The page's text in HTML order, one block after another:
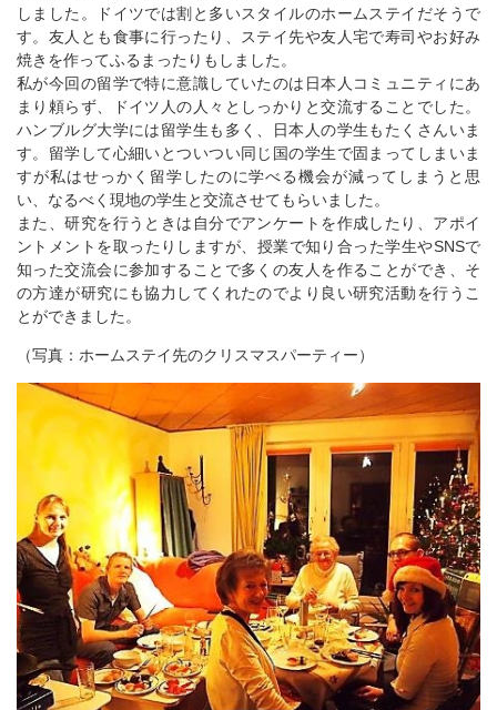
しました。ドイツでは割と多いスタイルのホームステイだそうで
す。友人とも食事に行ったり、ステイ先や友人宅で寿司やお好み
焼きを作ってふるまったりもしました。
私が今回の留学で特に意識していたのは日本人コミュニティにあ
まり頼らず、ドイツ人の人々としっかりと交流することでした。
ハンブルグ大学には留学生も多く、日本人の学生もたくさんいま
す。留学して心細いとついつい同じ国の学生で固まってしまいま
すが私はせっかく留学したのに学べる機会が減ってしまうと思
い、なるべく現地の学生と交流させてもらいました。
また、研究を行うときは自分でアンケートを作成したり、アポイ
ントメントを取ったりしますが、授業で知り合った学生やSNSで
知った交流会に参加することで多くの友人を作ることができ、そ
の方達が研究にも協力してくれたのでより良い研究活動を行うこ
とができました。
（写真：ホームステイ先のクリスマスパーティー）